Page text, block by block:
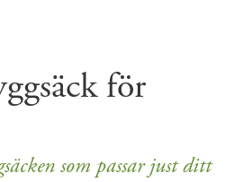
för
som passar just ditt